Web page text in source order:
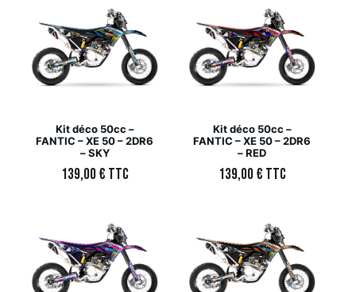
Kit déco 50cc –
FANTIC – XE 50 – 2DR6
– SKY
139,00€ TTC
Kit déco 50cc –
FANTIC – XE 50 – 2DR6
– RED
139,00€ TTC